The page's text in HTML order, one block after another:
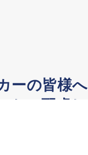
ーの皆様へ
トに配慮し
す。